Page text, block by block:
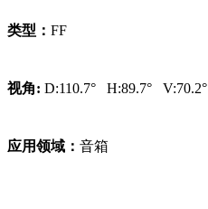
类型： FF
视角: D:110.7° H:89.7° V:70.2°
应用领域： 音箱